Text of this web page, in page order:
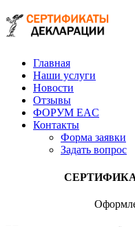
Главная
Наши услуги
Новости
Отзывы
ФОРУМ EAC
Контакты
Форма заявки
Задать вопрос